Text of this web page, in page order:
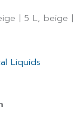
| 5 L, beige
Liquids